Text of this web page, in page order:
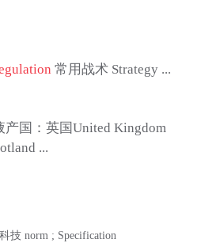
常用战术 Strategy ...
国：英国United Kingdom
...
科技 norm ; Specification